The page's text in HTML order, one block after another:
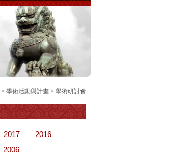
> 學術活動與計畫 > 學術研討會
2017
2016
2006